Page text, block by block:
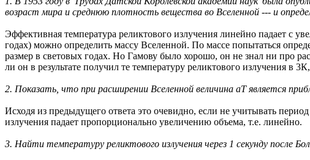
возраст мира и среднюю плотность вещества во Вселенной --- и
Эффективная температура реликтового излучения линейно падает с
годах) можно определить массу Вселенной. По массе попытаться
размер в световых годах. Но Гамову было хорошо, он не знал ни про
ли он в результате получил те температуру реликтового излучения в
2. Показать, что при расширении Вселенной величина aT является
Исходя из предыдущего ответа это очевидно, если не учитывать
излучения падает пропорционально увеличению объема, т.е. линейно.
3. Найти температуру реликтового излучения через 1 секунду после